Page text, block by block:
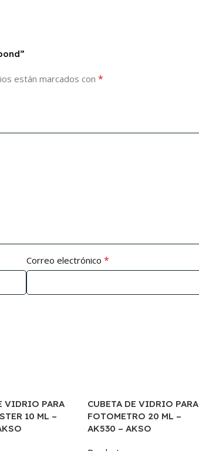
están marcados con *
Correo electrónico *
VIDRIO PARA
10 ML –
CUBETA DE VIDRIO PARA
FOTOMETRO 20 ML –
AK530 – AKSO